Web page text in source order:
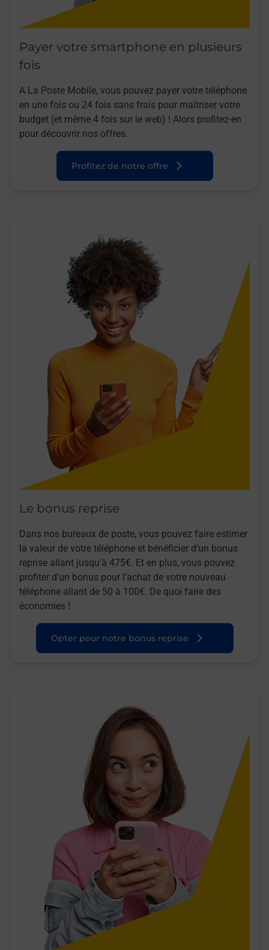
Payer votre smartphone en plusieurs
fois
A La Poste Mobile, vous pouvez payer votre téléphone
en une fois ou 24 fois sans frais pour maîtriser votre
budget (et même 4 fois sur le web) ! Alors profitez-en
pour découvrir nos offres.
Profitez de notre offre
Le bonus reprise
Dans nos bureaux de poste, vous pouvez faire estimer
la valeur de votre téléphone et bénéficier d’un bonus
reprise allant jusqu’à 475€. Et en plus, vous pouvez
profiter d’un bonus pour l’achat de votre nouveau
téléphone allant de 50 à 100€. De quoi faire des
économies !
Opter pour notre bonus reprise